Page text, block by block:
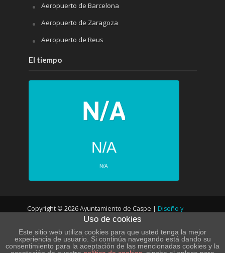
Aeropuerto de Barcelona
Aeropuerto de Zaragoza
Aeropuerto de Reus
El tiempo
N/A
N/A
N/A N/A
N/A N/A
Copyright © 2026 Ayuntamiento de Caspe | Diseño y
desarrollo web
Uso de cookies
Este sitio web utiliza cookies para que usted tenga la mejor
experiencia de usuario. Si continúa navegando está dando su
consentimiento para la aceptación de las mencionadas cookies y la